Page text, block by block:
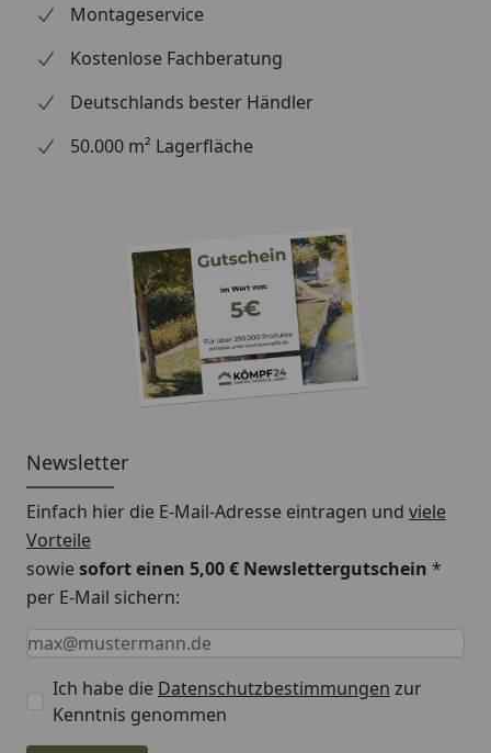
Montageservice
Kostenlose Fachberatung
Deutschlands bester Händler
50.000 m² Lagerfläche
Newsletter
Einfach hier die E-Mail-Adresse eintragen und viele
Vorteile
sowiesofort einen 5,00 € Newslettergutschein *
per E-Mail sichern:
Keine Eingabe erforderlich
Eingabe erforderlich
E-Mail *
Ich habe die Datenschutzbestimmungen zur
Kenntnis genommen